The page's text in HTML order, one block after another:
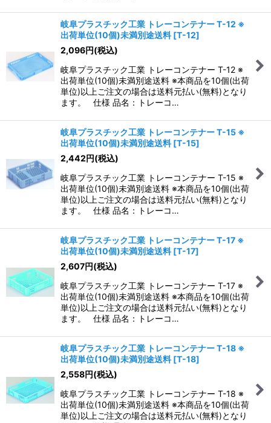
岐阜プラスチック工業 トレーコンテナー T-12 ※
出荷単位(10個)未満別途送料 [T-12]
2,096円(税込)
岐阜プラスチック工業 トレーコンテナー T-12 ※
出荷単位(10個)未満別途送料 ※本商品を10個(出荷
単位)以上ご注文の場合は送料元払い(無料)となり
ます。 仕様 品名：トレーコ…
岐阜プラスチック工業 トレーコンテナー T-15 ※
出荷単位(10個)未満別途送料 [T-15]
2,442円(税込)
岐阜プラスチック工業 トレーコンテナー T-15 ※
出荷単位(10個)未満別途送料 ※本商品を10個(出荷
単位)以上ご注文の場合は送料元払い(無料)となり
ます。 仕様 品名：トレーコ…
岐阜プラスチック工業 トレーコンテナー T-17 ※
出荷単位(10個)未満別途送料 [T-17]
2,607円(税込)
岐阜プラスチック工業 トレーコンテナー T-17 ※
出荷単位(10個)未満別途送料 ※本商品を10個(出荷
単位)以上ご注文の場合は送料元払い(無料)となり
ます。 仕様 品名：トレーコ…
岐阜プラスチック工業 トレーコンテナー T-18 ※
出荷単位(10個)未満別途送料 [T-18]
2,558円(税込)
岐阜プラスチック工業 トレーコンテナー T-18 ※
出荷単位(10個)未満別途送料 ※本商品を10個(出荷
単位)以上ご注文の場合は送料元払い(無料)となり